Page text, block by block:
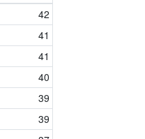
42
41
41
40
39
39